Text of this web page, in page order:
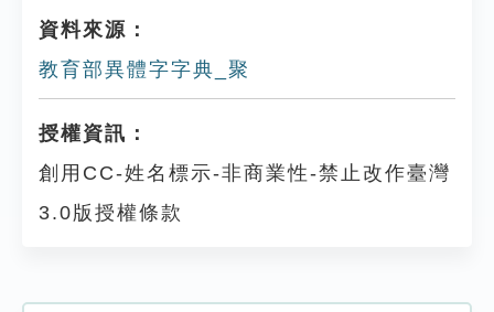
資料來源：
教育部異體字字典_聚
授權資訊：
創用CC-姓名標示-非商業性-禁止改作臺灣
3.0版授權條款